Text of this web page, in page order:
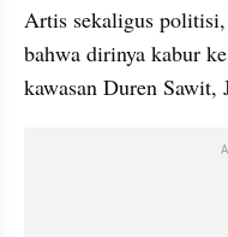
Artis sekaligus politisi,
bahwa dirinya kabur
kawasan Duren Sawit,